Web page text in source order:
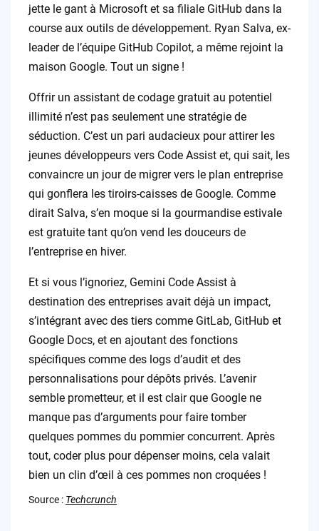
jette le gant à Microsoft et sa filiale GitHub dans la
course aux outils de développement. Ryan Salva, ex-
leader de l’équipe GitHub Copilot, a même rejoint la
maison Google. Tout un signe !
Offrir un assistant de codage gratuit au potentiel
illimité n’est pas seulement une stratégie de
séduction. C’est un pari audacieux pour attirer les
jeunes développeurs vers Code Assist et, qui sait, les
convaincre un jour de migrer vers le plan entreprise
qui gonflera les tiroirs-caisses de Google. Comme
dirait Salva, s’en moque si la gourmandise estivale
est gratuite tant qu’on vend les douceurs de
l’entreprise en hiver.
Et si vous l’ignoriez, Gemini Code Assist à
destination des entreprises avait déjà un impact,
s’intégrant avec des tiers comme GitLab, GitHub et
Google Docs, et en ajoutant des fonctions
spécifiques comme des logs d’audit et des
personnalisations pour dépôts privés. L’avenir
semble prometteur, et il est clair que Google ne
manque pas d’arguments pour faire tomber
quelques pommes du pommier concurrent. Après
tout, coder plus pour dépenser moins, cela valait
bien un clin d’œil à ces pommes non croquées !
Source : Techcrunch